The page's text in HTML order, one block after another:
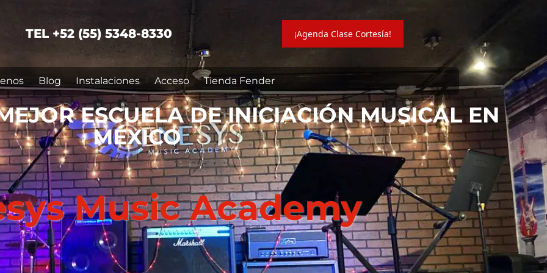
TEL +52 (55) 5348-8330 ¡Agenda Clase Cortesía!
Blog Instalaciones Acceso Tienda Fender
ESCUELA DE INICIACIÓN MUSICAL EN
MÉXICO
Music Academy